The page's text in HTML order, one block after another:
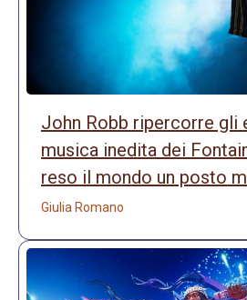
John Robb ripercorre gli
musica inedita dei
reso il mondo un posto
Giulia Romano